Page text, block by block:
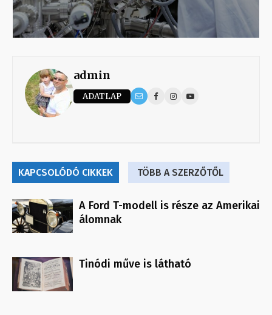
admin
ADATLAP
KAPCSOLÓDÓ CIKKEK TÖBB A SZERZŐTŐL
A Ford T-modell is része az Amerikai
álomnak
Tinódi műve is látható